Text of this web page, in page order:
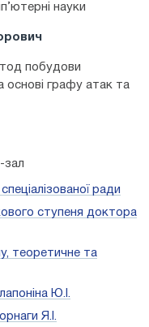
науки
побудови
основі графу атак та
зал
ради
ступеня доктора
теоретичне та
Ю.І.
Я.І.